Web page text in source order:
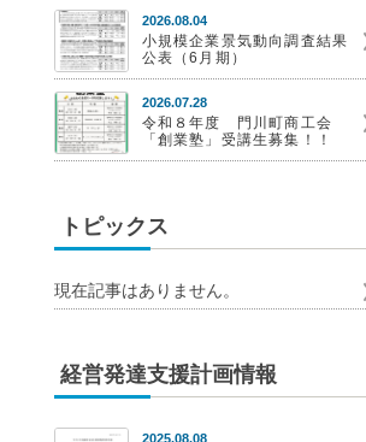
2026.08.04
小規模企業景気動向調査結果
公表（6月期）
2026.07.28
令和８年度 門川町商工会
「創業塾」受講生募集！！
トピックス
現在記事はありません。
経営発達支援計画情報
2025.08.08